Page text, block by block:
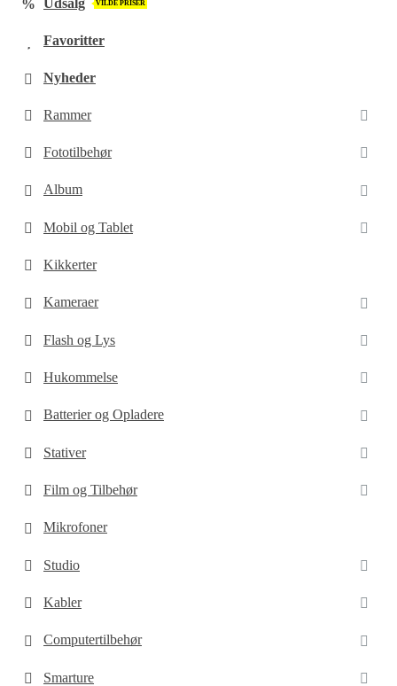
VILDE PRISER
Favoritter
Nyheder
Rammer
Fototilbehør
Album
Mobil og Tablet
Kikkerter
Kameraer
Flash og Lys
Hukommelse
Batterier og Opladere
Stativer
Film og Tilbehør
Mikrofoner
Studio
Kabler
Computertilbehør
Smarture